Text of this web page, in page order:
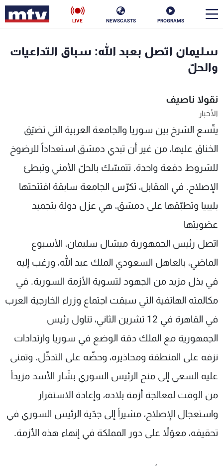
PROGRAMS
NEWSCASTS
LIVE
سليمان اتصل بعبد الله: سباق التداعيات
والحلّ
نقولا ناصيف
الأخبار
يتّسع الشرخ بين سوريا والجامعة العربية التي تضيّق
الخناق عليها، من غير أن تبدي دمشق استعداداً للرضوخ
للشروط دفعة واحدة. تتمسّك بالحلّ الأمني وتبطئ
الإصلاح. في المقابل، تكرّس الجامعة سابقة افتتحتها
بليبيا وتطبّقها على دمشق، هي عزل دولة بتجميد
عضويتها
اتصل رئيس الجمهورية ميشال سليمان، الأسبوع
الماضي، بالعاهل السعودي الملك عبد الله، ورغب إليه
في بذل مزيد من الجهود لتسوية الأزمة السورية. في
مكالمته الهاتفية التي سبقت اجتماع وزراء الخارجية العرب
في القاهرة في 12 تشرين الثاني، تناول رئيس
الجمهورية مع الملك دقة الوضع في سوريا وارتدادات
نزفه على المنطقة ومحاذيره، وحضّه على التدخّل. وتمنى
عليه السعي إلى منح الرئيس السوري بشّار الأسد مزيداً
من الوقت لمعالجة أزمة بلاده، وإعادة الاستقرار
واستعجال الإصلاح، مشيراً إلى جدّية الرئيس السوري في
تحقيقه، معوّلاً على دور المملكة في إنهاء هذه الأزمة.
الأخبار
إقتصاد
منوعات
البرامج
جدول البرامج
الترددات
عن MTV
الإنـتـاج
لاعلاناتكم
وظائف
شروط الإسـتخدام